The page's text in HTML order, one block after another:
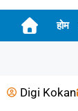
होम
Digi Kokan